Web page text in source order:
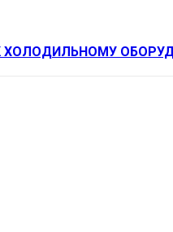
ХОЛОДИЛЬНОМУ